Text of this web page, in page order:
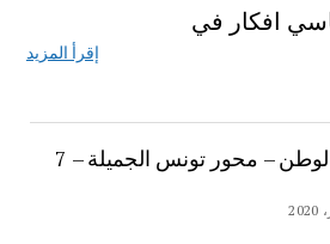
افكار في
إقرأ المزيد
شرح نص في سبيل الوطن – محور تونس الجميلة – 7